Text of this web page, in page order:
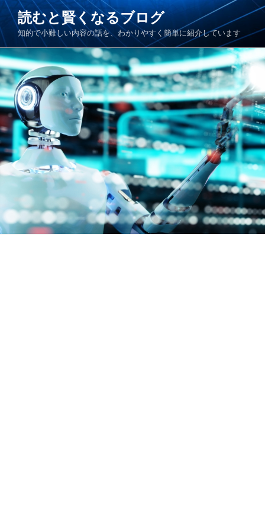
コ
テ
ン
ツ
へ
ス
キ
ッ
プ
読むと賢くなるブログ
知的で小難しい内容の話を、わかりやすく簡単に紹介しています